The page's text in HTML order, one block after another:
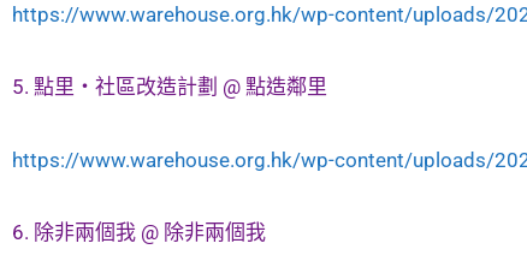
https://www.warehouse.org.hk/wp-content/uploads/
5. 點里・社區改造計劃 @ 點造鄰里
https://www.warehouse.org.hk/wp-content/uploads/
6. 除非兩個我 @ 除非兩個我